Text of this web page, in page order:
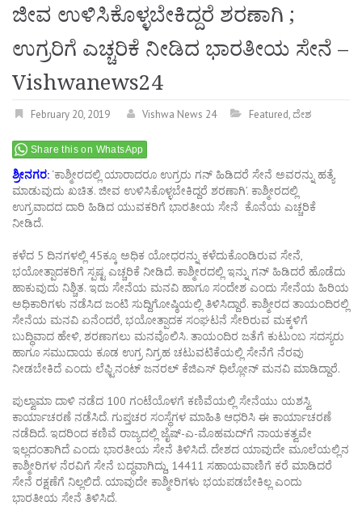
ಜೀವ ಉಳಿಸಿಕೊಳ್ಳಬೇಕಿದ್ದರೆ ಶರಣಾಗಿ ;
ಉಗ್ರರಿಗೆ ಎಚ್ಚರಿಕೆ ನೀಡಿದ ಭಾರತೀಯ ಸೇನೆ –
Vishwanews24
February 20, 2019 Vishwa News 24 Featured,ದೇಶ
Share this on WhatsApp
ಶ್ರೀನಗರ: ‘ಕಾಶ್ಮೀರದಲ್ಲಿ ಯಾರಾದರೂ ಉಗ್ರರು ಗನ್ ಹಿಡಿದರೆ ಸೇನೆ ಅವರನ್ನು ಹತ್ಯೆ
ಮಾಡುವುದು ಖಚಿತ. ಜೀವ ಉಳಿಸಿಕೊಳ್ಳಬೇಕಿದ್ದರೆ ಶರಣಾಗಿ’. ಕಾಶ್ಮೀರದಲ್ಲಿ
ಉಗ್ರವಾದದ ದಾರಿ ಹಿಡಿದ ಯುವಕರಿಗೆ ಭಾರತೀಯ ಸೇನೆ ಕೊನೆಯ ಎಚ್ಚರಿಕೆ
ನೀಡಿದೆ.
ಕಳೆದ 5 ದಿನಗಳಲ್ಲಿ 45ಕ್ಕೂ ಅಧಿಕ ಯೋಧರನ್ನು ಕಳೆದುಕೊಂಡಿರುವ ಸೇನೆ,
ಭಯೋತ್ಪಾದಕರಿಗೆ ಸ್ಪಷ್ಟ ಎಚ್ಚರಿಕೆ ನೀಡಿದೆ. ಕಾಶ್ಮೀರದಲ್ಲಿ ಇನ್ನು ಗನ್ ಹಿಡಿದರೆ ಹೊಡೆದು
ಹಾಕುವುದು ನಿಶ್ಚಿತ. ಇದು ಸೇನೆಯ ಮನವಿ ಹಾಗೂ ಸಂದೇಶ ಎಂದು ಸೇನೆಯ ಹಿರಿಯ
ಅಧಿಕಾರಿಗಳು ನಡೆಸಿದ ಜಂಟಿ ಸುದ್ದಿಗೋಷ್ಠಿಯಲ್ಲಿ ತಿಳಿಸಿದ್ದಾರೆ. ಕಾಶ್ಮೀರದ ತಾಯಂದಿರಲ್ಲಿ
ಸೇನೆಯ ಮನವಿ ಏನೆಂದರೆ, ಭಯೋತ್ಪಾದಕ ಸಂಘಟನೆ ಸೇರಿರುವ ಮಕ್ಕಳಿಗೆ
ಬುದ್ಧಿವಾದ ಹೇಳಿ, ಶರಣಾಗಲು ಮನವೊಲಿಸಿ. ತಾಯಂದಿರ ಜತೆಗೆ ಕುಟುಂಬ ಸದಸ್ಯರು
ಹಾಗೂ ಸಮುದಾಯ ಕೂಡ ಉಗ್ರ ನಿಗ್ರಹ ಚಟುವಟಿಕೆಯಲ್ಲಿ ಸೇನೆಗೆ ನೆರವು
ನೀಡಬೇಕಿದೆ ಎಂದು ಲೆಫ್ಟಿನಂಟ್ ಜನರಲ್ ಕೆಜಿಎಸ್ ಧಿಲ್ಲೋನ್ ಮನವಿ ಮಾಡಿದ್ದಾರೆ.
ಪುಲ್ವಾಮಾ ದಾಳಿ ನಡೆದ 100 ಗಂಟೆಯೊಳಗೆ ಕಣಿವೆಯಲ್ಲಿ ಸೇನೆಯು ಯಶಸ್ವಿ
ಕಾರ್ಯಾಚರಣೆ ನಡೆಸಿದೆ. ಗುಪ್ತಚರ ಸಂಸ್ಥೆಗಳ ಮಾಹಿತಿ ಆಧರಿಸಿ ಈ ಕಾರ್ಯಾಚರಣೆ
ನಡೆದಿದೆ. ಇದರಿಂದ ಕಣಿವೆ ರಾಜ್ಯದಲ್ಲಿ ಜೈಷ್-ಎ-ಮೊಹಮದ್​ಗೆ ನಾಯಕತ್ವವೇ
ಇಲ್ಲದಂತಾಗಿದೆ ಎಂದು ಭಾರತೀಯ ಸೇನೆ ತಿಳಿಸಿದೆ. ದೇಶದ ಯಾವುದೇ ಮೂಲೆಯಲ್ಲಿನ
ಕಾಶ್ಮೀರಿಗಳ ನೆರವಿಗೆ ಸೇನೆ ಬದ್ಧವಾಗಿದ್ದು, 14411 ಸಹಾಯವಾಣಿಗೆ ಕರೆ ಮಾಡಿದರೆ
ಸೇನೆ ರಕ್ಷಣೆಗೆ ನಿಲ್ಲಲಿದೆ. ಯಾವುದೇ ಕಾಶ್ಮೀರಿಗಳು ಭಯಪಡಬೇಕಿಲ್ಲ ಎಂದು
ಭಾರತೀಯ ಸೇನೆ ತಿಳಿಸಿದೆ.